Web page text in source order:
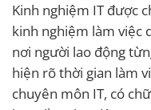
Kinh nghiệm IT được
kinh nghiệm làm việc
nơi người lao động
hiện rõ thời gian làm
chuyên môn IT, có